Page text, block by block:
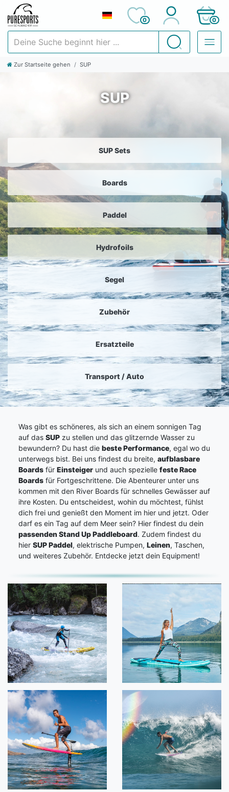
Suchen
0 0
Zur Startseite gehen SUP
SUP
SUP Sets
Boards
Paddel
Hydrofoils
Segel
Zubehör
Ersatzteile
Transport / Auto
Was gibt es schöneres, als sich an einem sonnigen Tag
auf das SUP zu stellen und das glitzernde Wasser zu
bewundern? Du hast die beste Performance, egal wo du
unterwegs bist. Bei uns findest du breite, aufblasbare
Boards für Einsteiger und auch spezielle feste Race
Boards für Fortgeschrittene. Die Abenteurer unter uns
kommen mit den River Boards für schnelles Gewässer auf
ihre Kosten. Du entscheidest, wohin du möchtest, fühlst
dich frei und genießt den Moment im hier und jetzt. Oder
darf es ein Tag auf dem Meer sein? Hier findest du dein
passenden Stand Up Paddleboard. Zudem findest du
hier SUP Paddel, elektrische Pumpen, Leinen, Taschen,
und weiteres Zubehör. Entdecke jetzt dein Equipment!